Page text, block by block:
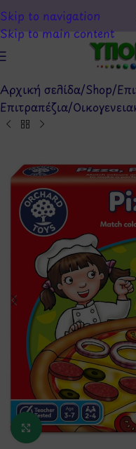
Skip to navigation
Skip to main content
Αρχική σελίδα/Shop/
Επιτραπέζια/
Κάντε κλικ για